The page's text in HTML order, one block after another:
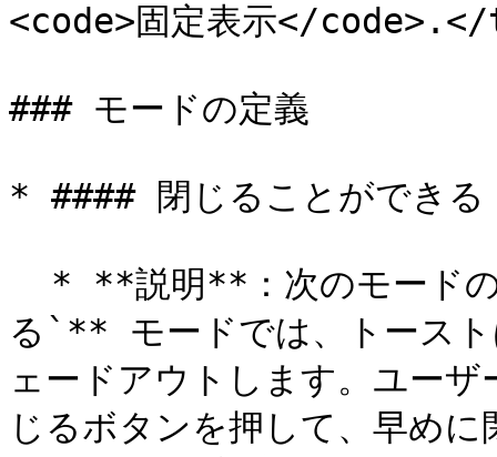
<code>固定表示</
### モードの定義
* #### 閉じることができる
る`** モードでは、トースト
ェードアウトします。ユー
じるボタンを押して、早め